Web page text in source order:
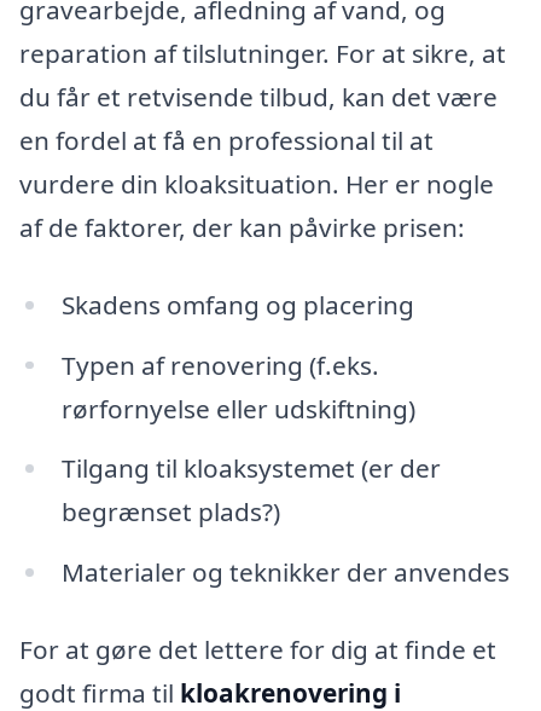
gravearbejde, afledning af vand, og
reparation af tilslutninger. For at sikre, at
du får et retvisende tilbud, kan det være
en fordel at få en professional til at
vurdere din kloaksituation. Her er nogle
af de faktorer, der kan påvirke prisen:
Skadens omfang og placering
Typen af renovering (f.eks.
rørfornyelse eller udskiftning)
Tilgang til kloaksystemet (er der
begrænset plads?)
Materialer og teknikker der anvendes
For at gøre det lettere for dig at finde et
godt firma til kloakrenovering i